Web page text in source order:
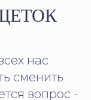
нас
сменить
вопрос -